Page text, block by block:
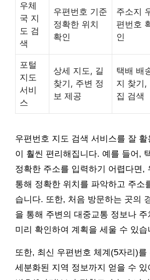
우체
국 지
도 검
색
우편번호 기준
정확한 위치
확인
주소지
편번호
인
포털
지도
서비
스
상세 지도, 길
찾기, 주변 정
보 제공
택배 배
지 찾기,
집 검색
우편번호 지도 검색 서비스를 잘
이 훨씬 편리해집니다. 예를 들어,
정확한 주소를 입력하기 어렵다면,
통해 정확한 위치를 파악하고 주소
습니다. 또한, 처음 방문하는 곳의
을 통해 주변의 대중교통 정보나
미리 확인하여 계획을 세울 수 있습
또한, 최신 우편번호 체계(5자리)를
세분화된 지역 정보까지 얻을 수 있